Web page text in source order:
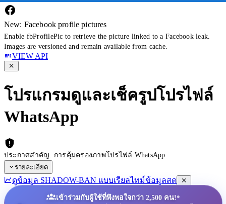
New: Facebook profile pictures
Enable fbProfilePic to retrieve the picture linked to a Facebook leak.
Images are versioned and remain available from cache.
VIEW API
โปรแกรมดูและเช็ครูปโปรไฟล์
WhatsApp
ประกาศสำคัญ: การคุ้มครองภาพโปรไฟล์ WhatsApp
รายละเอียด
ดูข้อมูล SHADOW-BAN แบบเรียลไทม์ข้อมูลสด
เข้าร่วมกับผู้ใช้ที่พึงพอใจกว่า 2,500 คน!•